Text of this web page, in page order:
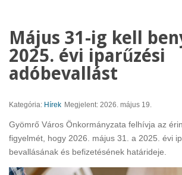
Május 31-ig kell
2025. évi iparűzési
adóbevallást
Kategória: Hírek Megjelent: 2026. május 19.
Gyömrő Város Önkormányzata felhívja az
figyelmét, hogy 2026. május 31. a 2025. évi
bevallásának és befizetésének határideje.